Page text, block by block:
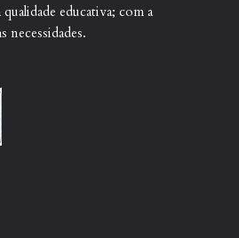
educativa; com a
necessidades.